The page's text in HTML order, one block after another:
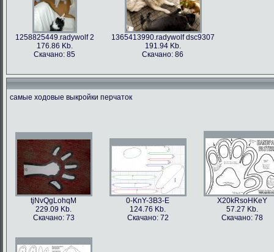
1258825449.radywolf 2
176.86 Kb.
Скачано: 85
1365413990.radywolf dsc9307
191.94 Kb.
Скачано: 86
самые ходовые выкройки перчаток
tjNvQgLohqM
229.09 Kb.
Скачано: 73
0-KnY-3B3-E
124.76 Kb.
Скачано: 72
X20kRsoHKeY
57.27 Kb.
Скачано: 78